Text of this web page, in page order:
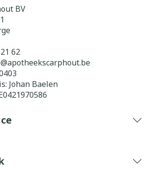
BV
62
apotheekscarphout.be
Johan Baelen